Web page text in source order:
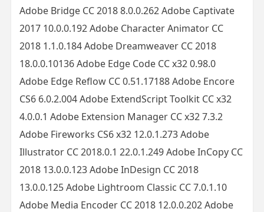
Adobe Bridge CC 2018 8.0.0.262 Adobe Captivate
2017 10.0.0.192 Adobe Character Animator CC
2018 1.1.0.184 Adobe Dreamweaver CC 2018
18.0.0.10136 Adobe Edge Code CC x32 0.98.0
Adobe Edge Reflow CC 0.51.17188 Adobe Encore
CS6 6.0.2.004 Adobe ExtendScript Toolkit CC x32
4.0.0.1 Adobe Extension Manager CC x32 7.3.2
Adobe Fireworks CS6 x32 12.0.1.273 Adobe
Illustrator CC 2018.0.1 22.0.1.249 Adobe InCopy CC
2018 13.0.0.123 Adobe InDesign CC 2018
13.0.0.125 Adobe Lightroom Classic CC 7.0.1.10
Adobe Media Encoder CC 2018 12.0.0.202 Adobe